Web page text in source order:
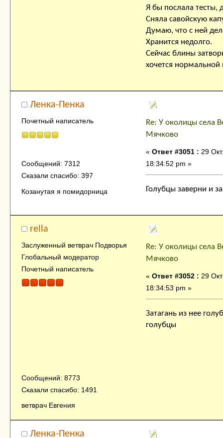
Я бы послала тесты,
Сняла савойскую
Думаю, что с ней
Хранится недолго.
Сейчас блины
хочется
Ленка-Пенка
Почетный написатель
Сообщений: 7312
Сказали спасибо: 397
Козанутая я помидорница
Re: У околицы села
Мячково
« Ответ #3051 : 29
18:34:52 pm »
Голубцы заверни и
rella
Заслуженный ветврач Подворья
Глобальный модератор
Почетный написатель
Сообщений: 8773
Сказали спасибо: 1491
ветврач Евгения
Re: У околицы села
Мячково
« Ответ #3052 : 29
18:34:53 pm »
Затагань из нее
голубцы
Ленка-Пенка